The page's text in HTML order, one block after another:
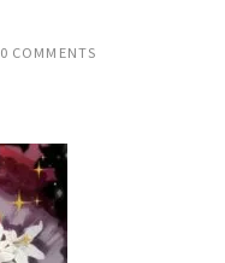
0 COMMENTS